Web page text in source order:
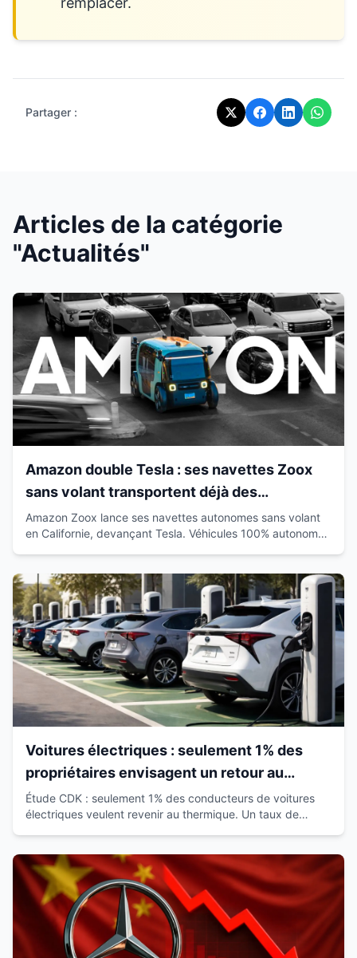
Partager :
Articles de la catégorie
"Actualités"
Amazon double Tesla : ses navettes Zoox
sans volant transportent déjà des
passagers en Californie
Amazon Zoox lance ses navettes autonomes sans volant
en Californie, devançant Tesla. Véhicules 100% autonomes
Voitures électriques : seulement 1% des
propriétaires envisagent un retour au
thermique
Étude CDK : seulement 1% des conducteurs de voitures
électriques veulent revenir au thermique. Un taux de